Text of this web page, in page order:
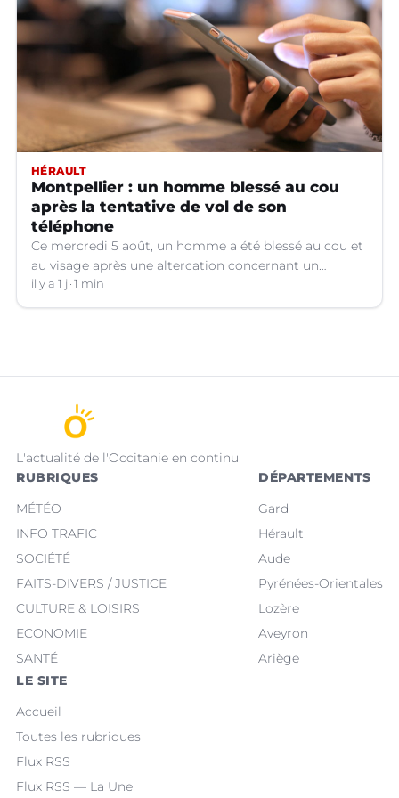
HÉRAULT
Montpellier : un homme blessé au cou
après la tentative de vol de son
téléphone
Ce mercredi 5 août, un homme a été blessé au cou et
au visage après une altercation concernant un
téléphone portable à Montpellier (Hérault).
il y a 1 j 1 min
L'actualité de l'Occitanie en continu
RUBRIQUES
MÉTÉO
INFO TRAFIC
SOCIÉTÉ
FAITS-DIVERS / JUSTICE
CULTURE & LOISIRS
ECONOMIE
SANTÉ
DÉPARTEMENTS
Gard
Hérault
Aude
Pyrénées-Orientales
Lozère
Aveyron
Ariège
LE SITE
Accueil
Toutes les rubriques
Flux RSS
Flux RSS — La Une